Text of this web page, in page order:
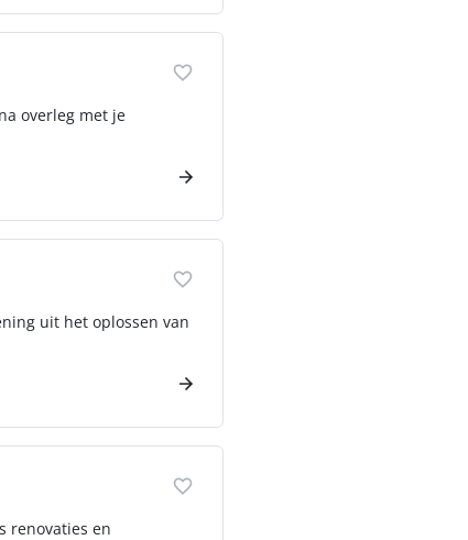
overleg met je
uit het oplossen van
renovaties en